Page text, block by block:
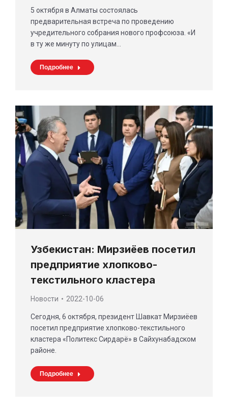
5 октября в Алматы состоялась
предварительная встреча по проведению
учредительного собрания нового профсоюза. «И
в ту же минуту по улицам…
Подробнее
Узбекистан: Мирзиёев посетил
предприятие хлопково-
текстильного кластера
Новости 2022-10-06
Сегодня, 6 октября, президент Шавкат Мирзиёев
посетил предприятие хлопково-текстильного
кластера «Политекс Сирдарё» в Сайхунабадском
районе.
Подробнее